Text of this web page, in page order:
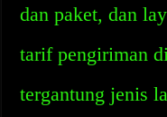
dan paket, dan
tarif pengiriman
tergantung jenis